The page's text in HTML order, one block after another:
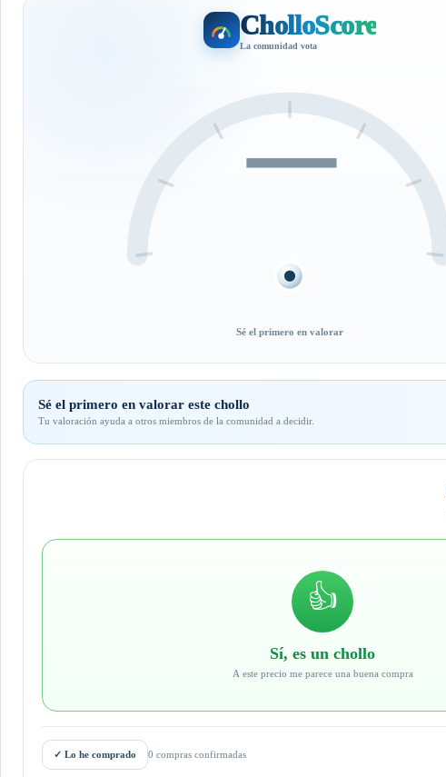
CholloScore
La comunidad vota
—
Sé el primero en valorar
Sé el primero en valorar este chollo
Tu valoración ayuda a otros miembros de la comunidad a decidir.
👍
Sí, es un chollo
A este precio me parece una buena compra
✓ Lo he comprado 0 compras confirmadas